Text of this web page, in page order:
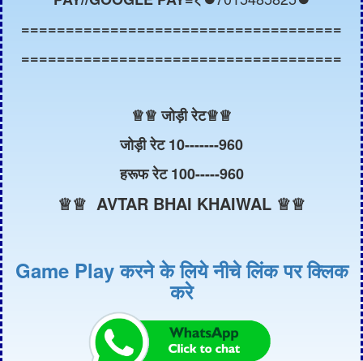
====================================
====================================
♕♕ जोड़ी रेट♕♕
जोड़ी रेट 10-------960
हरूफ रेट 100-----960
♕♕ AVTAR BHAI KHAIWAL ♕♕
Game Play करने के लिये नीचे लिंक पर क्लिक
करे